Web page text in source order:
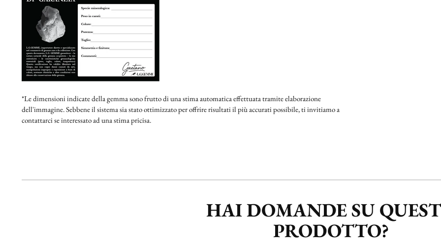
*Le dimensioni indicate della gemma sono frutto di una stima automatica effettuata tramite elaborazione
dell'immagine. Sebbene il sistema sia stato ottimizzato per offrire risultati il più accurati possibile, ti invitiamo a
contattarci se interessato ad una stima pricisa.
HAI DOMANDE SU
PRODOTTO?